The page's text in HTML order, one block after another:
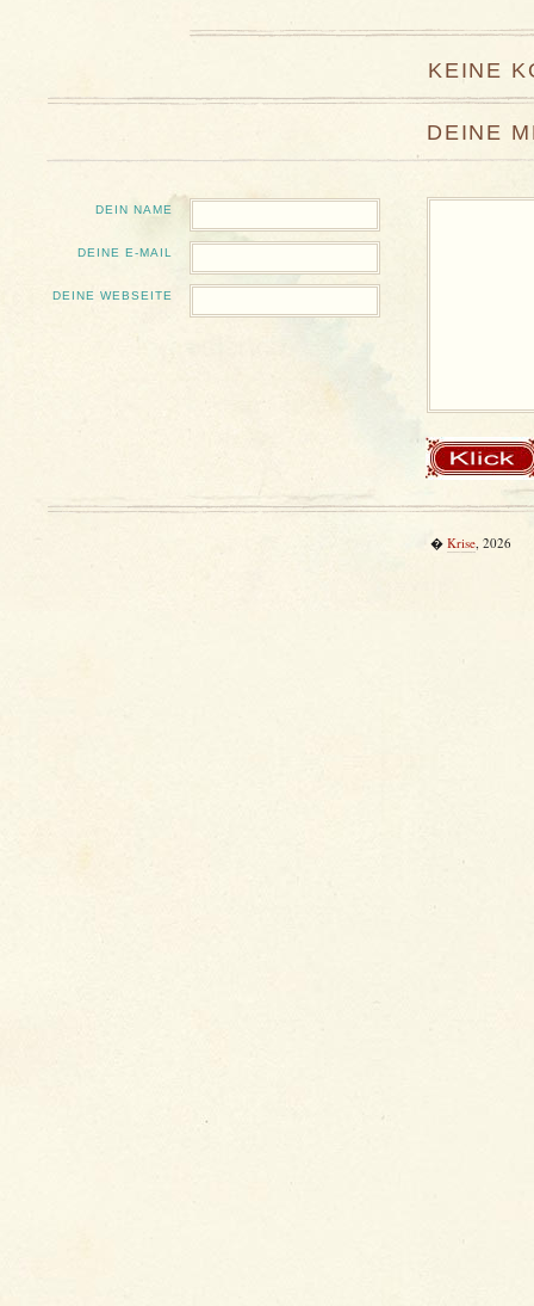
KEINE
DEINE
DEIN NAME
DEINE E-MAIL
DEINE WEBSEITE
� Krise, 2026